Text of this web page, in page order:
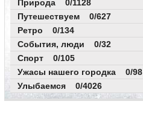
Природа 0/1128
Путешествуем 0/627
Ретро 0/134
События, люди 0/32
Спорт 0/105
Ужасы нашего городка 0/98
Улыбаемся 0/4026